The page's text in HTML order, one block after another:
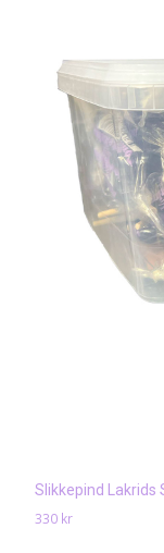
Slikkepind Lakrids
330 kr